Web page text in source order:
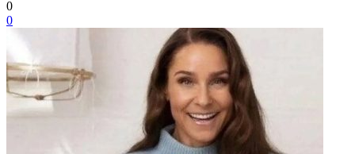
0
0